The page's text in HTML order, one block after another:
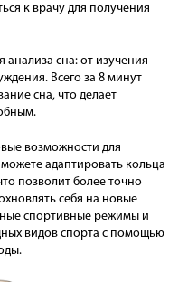
к врачу для получения
сна: от изучения
Всего за 8 минут
сна, что делает
возможности для
адаптировать кольца
позволит более точно
себя на новые
спортивные режимы и
видов спорта с помощью